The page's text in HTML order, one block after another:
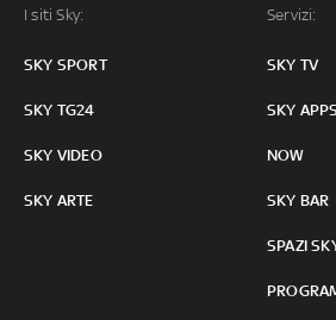
I siti Sky:
SKY SPORT
SKY TG24
SKY VIDEO
SKY ARTE
Servizi:
SKY TV
SKY APPS
NOW
SKY BAR
SPAZI